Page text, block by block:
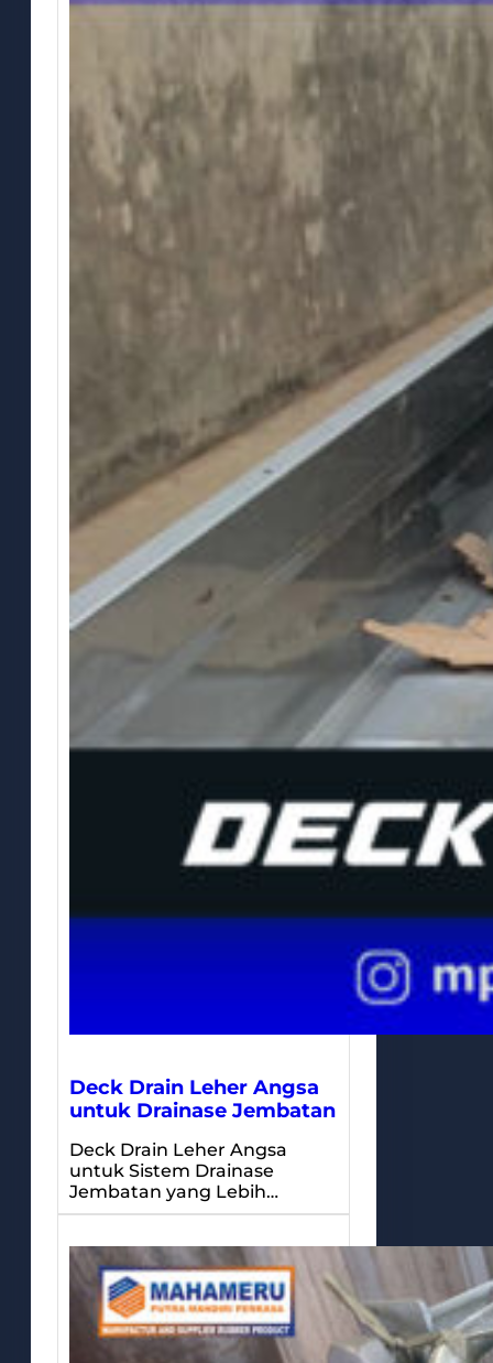
Deck Drain Leher Angsa
untuk Drainase Jembatan
Deck Drain Leher Angsa
untuk Sistem Drainase
Jembatan yang Lebih…